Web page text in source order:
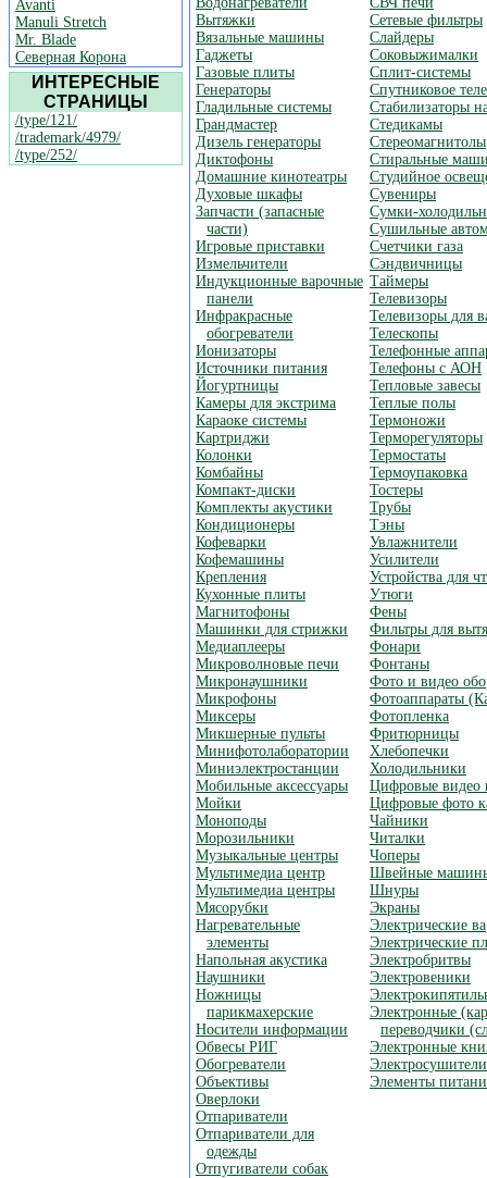
Avanti
Manuli Stretch
Mr. Blade
Северная Корона
ИНТЕРЕСНЫЕ
СТРАНИЦЫ
/type/121/
/trademark/4979/
/type/252/
Вытяжки
Вязальные машины
Гаджеты
Газовые плиты
Генераторы
Гладильные системы
Грандмастер
Дизель генераторы
Диктофоны
Домашние кинотеатры
Духовые шкафы
Запчасти (запасные
части)
Игровые приставки
Измельчители
Индукционные варочные
панели
Инфракрасные
обогреватели
Ионизаторы
Источники питания
Йогуртницы
Камеры для экстрима
Караоке системы
Картриджи
Колонки
Комбайны
Компакт-диски
Комплекты акустики
Кондиционеры
Кофеварки
Кофемашины
Крепления
Кухонные плиты
Магнитофоны
Машинки для стрижки
Медиаплееры
Микроволновые печи
Микронаушники
Микрофоны
Миксеры
Микшерные пульты
Минифотолаборатории
Миниэлектростанции
Мобильные аксессуары
Мойки
Моноподы
Морозильники
Музыкальные центры
Мультимедиа центр
Мультимедиа центры
Мясорубки
Нагревательные
элементы
Напольная акустика
Наушники
Ножницы
парикмахерские
Носители информации
Обвесы РИГ
Обогреватели
Объективы
Оверлоки
Отпариватели
Отпариватели для
одежды
Отпугиватели собак
Сетевые фильтры
Слайдеры
Соковыжималки
Сплит-системы
Спутниковое
Стабилизаторы
Стедикамы
Стереомагнитолы
Стиральные
Студийное
Сувениры
Сумки-
Сушильные
Счетчики газа
Сэндвичницы
Таймеры
Телевизоры
Телевизоры для
Телескопы
Телефонные
Телефоны с АОН
Тепловые завесы
Теплые полы
Термоножи
Терморегуляторы
Термостаты
Термоупаковка
Тостеры
Трубы
Тэны
Увлажнители
Усилители
Устройства для
Утюги
Фены
Фильтры для
Фонари
Фонтаны
Фото и видео
Фотоаппараты
Фотопленка
Фритюрницы
Хлебопечки
Холодильники
Цифровые видео
Цифровые фото
Чайники
Читалки
Чоперы
Швейные
Шнуры
Экраны
Электрические
Электрические
Электробритвы
Электровеники
Электронные
переводчики
Электронные
Элементы